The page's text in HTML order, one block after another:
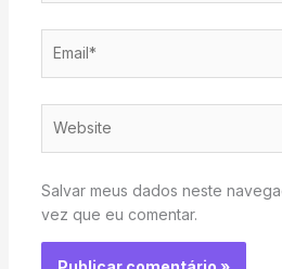
Salvar meus dados neste
vez que eu comentar.